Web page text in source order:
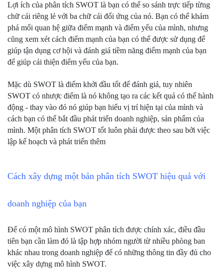
Lợi ích của phân tích SWOT là bạn có thể so sánh trực tiếp từng
chữ cái riêng lẻ với ba chữ cái đối ứng của nó. Bạn có thể khám
phá mối quan hệ giữa điểm mạnh và điểm yếu của mình, nhưng
cũng xem xét cách điểm mạnh của bạn có thể được sử dụng để
giúp tận dụng cơ hội và đánh giá tiềm năng điểm mạnh của bạn
để giúp cải thiện điểm yếu của bạn.
Mặc dù SWOT là điểm khởi đầu tốt để đánh giá, tuy nhiên
SWOT có nhược điểm là nó không tạo ra các kết quả có thể hành
động - thay vào đó nó giúp bạn hiểu vị trí hiện tại của mình và
cách bạn có thể bắt đầu phát triển doanh nghiệp, sản phẩm của
mình. Một phân tích SWOT tốt luôn phải được theo sau bởi việc
lập kế hoạch và phát triển thêm
Cách xây dựng một bản phân tích SWOT hiệu quả với
doanh nghiệp của bạn
Để có một mô hình SWOT phân tích được chính xác, điều đầu
tiên bạn cần làm đó là tập hợp nhóm người từ nhiều phòng ban
khác nhau trong doanh nghiệp để có những thông tin đầy đủ cho
việc xây dựng mô hình SWOT.